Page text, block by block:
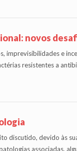
novos
imprevisibilidades e
resistentes a
discutido, devido às
associadas,